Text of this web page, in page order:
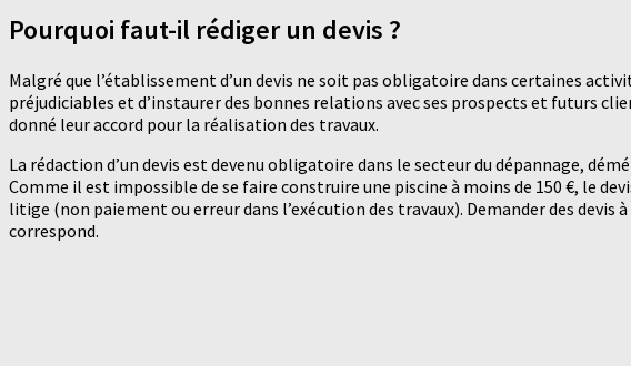
Pourquoi faut-il rédiger un devis ?
Malgré que l’établissement d’un devis ne soit pas obligatoire dans certaines
préjudiciables et d’instaurer des bonnes relations avec ses prospects et futurs
donné leur accord pour la réalisation des travaux.
La rédaction d’un devis est devenu obligatoire dans le secteur du dépannage,
Comme il est impossible de se faire construire une piscine à moins de 150 €, le
litige (non paiement ou erreur dans l’exécution des travaux). Demander des
correspond.